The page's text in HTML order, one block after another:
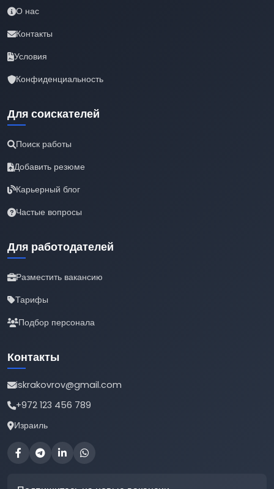
О нас
Контакты
Условия
Конфиденциальность
Для соискателей
Поиск работы
Добавить резюме
Карьерный блог
Частые вопросы
Для работодателей
Разместить вакансию
Тарифы
Подбор персонала
Контакты
iskrakovrov@gmail.com
+972 123 456 789
Израиль